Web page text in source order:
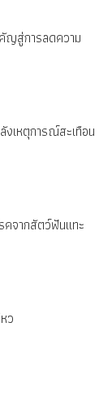
ญสู่การลดความ
งเหตุการณ์สะเทือน
คจากสัตว์ฟันแทะ
ว